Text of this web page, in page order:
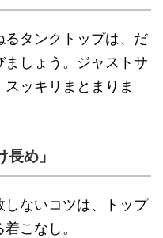
るタンクトップは、だ
しょう。ジャストサ
ッキリまとまりま
め」
しないコツは、トップ
こなし。